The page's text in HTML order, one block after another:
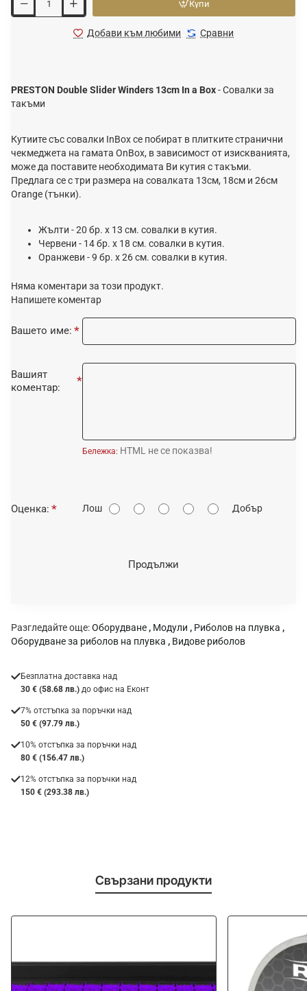
Купи
Добави към любими Сравни
PRESTON Double Slider Winders 13cm In a Box-Совалки за
такъми
Кутиите със совалки InBox се побират в плитките странични
чекмеджета на гамата OnBox, в зависимост от изискванията,
може да поставите необходимата Ви кутия с такъми.
Предлага се с три размера на совалката 13см, 18см и 26см
Orange (тънки).
Жълти - 20 бр. х 13 см. совалки в кутия.
Червени - 14 бр. х 18 см. совалки в кутия.
Оранжеви - 9 бр. x 26 см. совалки в кутия.
Няма коментари за този продукт.
Напишете коментар
Вашето име:
Вашият
коментар:
Бележка: HTML не се показва!
О
Оценка: Лош Добър
Продължи
Разгледайте още:Оборудване , Модули , Риболов на плувка ,
Оборудване за риболов на плувка , Видове риболов
Безплатна доставка над
30 € (58.68 лв.) до офис на Еконт
7% отстъпка за поръчки над
50 € (97.79 лв.)
10% отстъпка за поръчки над
80 € (156.47 лв.)
12% отстъпка за поръчки над
150 € (293.38 лв.)
Свързани продукти